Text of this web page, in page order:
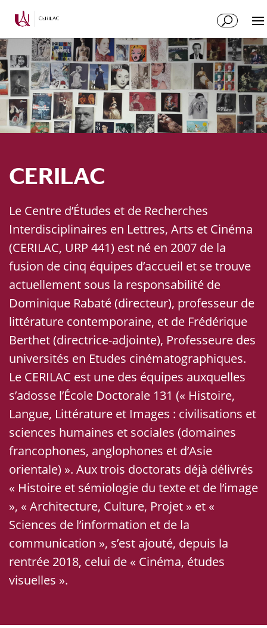
CERILAC
Le Centre d’Études et de Recherches
Interdisciplinaires en Lettres, Arts et Cinéma
(CERILAC, URP 441) est né en 2007 de la
fusion de cinq équipes d’accueil et se trouve
actuellement sous la responsabilité de
Dominique Rabaté (directeur), professeur de
littérature contemporaine, et de Frédérique
Berthet (directrice-adjointe), Professeure des
universités en Etudes cinématographiques.
Le CERILAC est une des équipes auxquelles
s’adosse l’École Doctorale 131 (« Histoire,
Langue, Littérature et Images : civilisations et
sciences humaines et sociales (domaines
francophones, anglophones et d’Asie
orientale) ». Aux trois doctorats déjà délivrés
« Histoire et sémiologie du texte et de l’image
», « Architecture, Culture, Projet » et «
Sciences de l’information et de la
communication », s’est ajouté, depuis la
rentrée 2018, celui de « Cinéma, études
visuelles ».